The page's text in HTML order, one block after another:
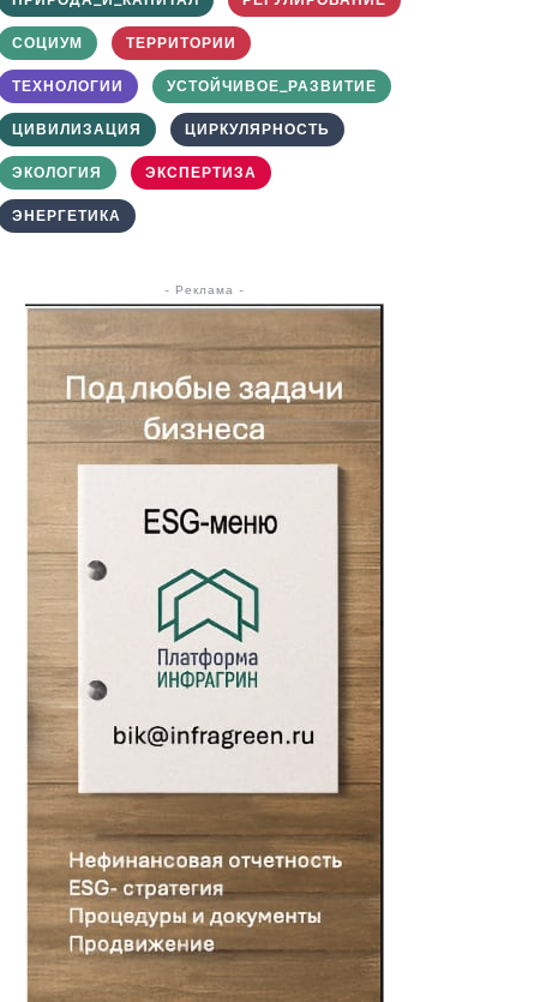
СОЦИУМ ТЕРРИТОРИИ
ТЕХНОЛОГИИ УСТОЙЧИВОЕ_РАЗВИТИЕ
ЦИВИЛИЗАЦИЯ ЦИРКУЛЯРНОСТЬ
ЭКОЛОГИЯ ЭКСПЕРТИЗА
ЭНЕРГЕТИКА
- Реклама -